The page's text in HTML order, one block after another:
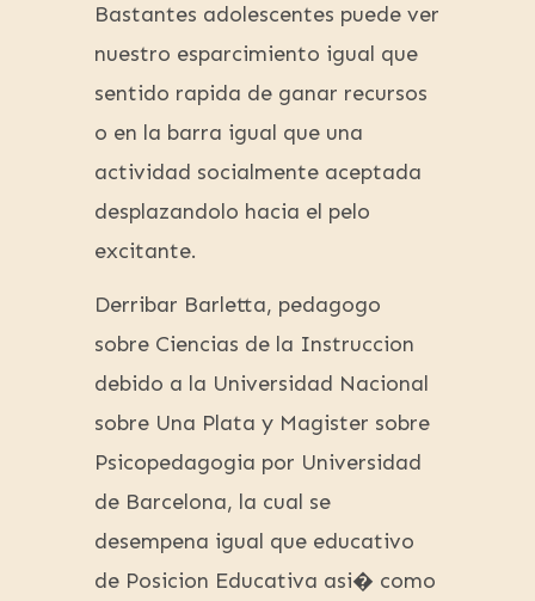
Bastantes adolescentes puede ver
nuestro esparcimiento igual que
sentido rapida de ganar recursos
o en la barra igual que una
actividad socialmente aceptada
desplazandolo hacia el pelo
excitante.
Derribar Barletta, pedagogo
sobre Ciencias de la Instruccion
debido a la Universidad Nacional
sobre Una Plata y Magister sobre
Psicopedagogia por Universidad
de Barcelona, la cual se
desempena igual que educativo
de Posicion Educativa asi� como